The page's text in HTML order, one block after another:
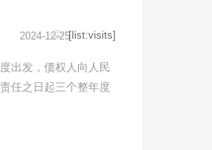
出发，债权人向人民
任之日起三个整年度
2024-12-25[list:visits]